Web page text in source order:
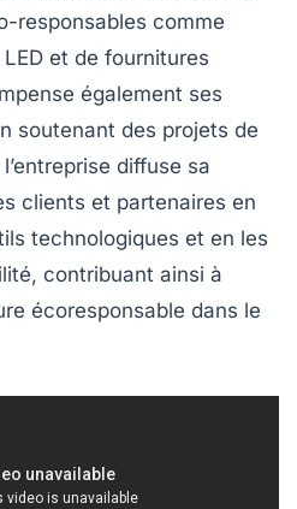
responsables comme
LED et de fournitures
également ses
soutenant des projets de
diffuse sa
clients et partenaires en
technologiques et en les
contribuant ainsi à
écoresponsable dans le